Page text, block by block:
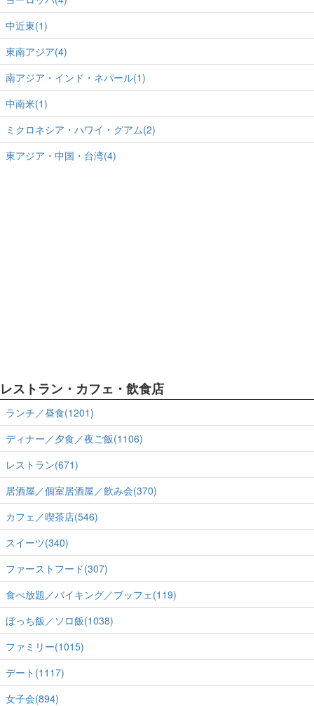
中近東(1)
東南アジア(4)
南アジア・インド・ネパール(1)
中南米(1)
ミクロネシア・ハワイ・グアム(2)
東アジア・中国・台湾(4)
レストラン・カフェ・飲食店
ランチ／昼食(1201)
ディナー／夕食／夜ご飯(1106)
レストラン(671)
居酒屋／個室居酒屋／飲み会(370)
カフェ／喫茶店(546)
スイーツ(340)
ファーストフード(307)
食べ放題／バイキング／ブッフェ(119)
ぼっち飯／ソロ飯(1038)
ファミリー(1015)
デート(1117)
女子会(894)